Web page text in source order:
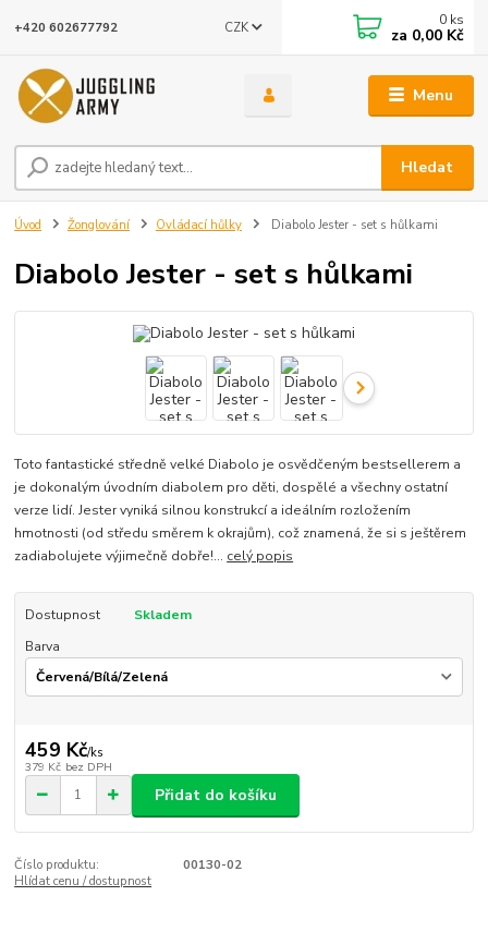
Menu
CZK
Hledat
+420 602677792 0 ks
za 0,00 Kč
Úvod Žonglování Ovládací hůlky Diabolo Jester - set s hůlkami
Diabolo Jester - set s hůlkami
Toto fantastické středně velké Diabolo je osvědčeným bestsellerem a
je dokonalým úvodním diabolem pro děti, dospělé a všechny ostatní
verze lidí. Jester vyniká silnou konstrukcí a ideálním rozložením
hmotnosti (od středu směrem k okrajům), což znamená, že si s ještěrem
zadiabolujete výjimečně dobře!... celý popis
Dostupnost
Skladem
Barva
459 Kč/ks
379 Kč bez DPH
Přidat do košíku
Číslo produktu:
00130-02
Hlídat cenu / dostupnost